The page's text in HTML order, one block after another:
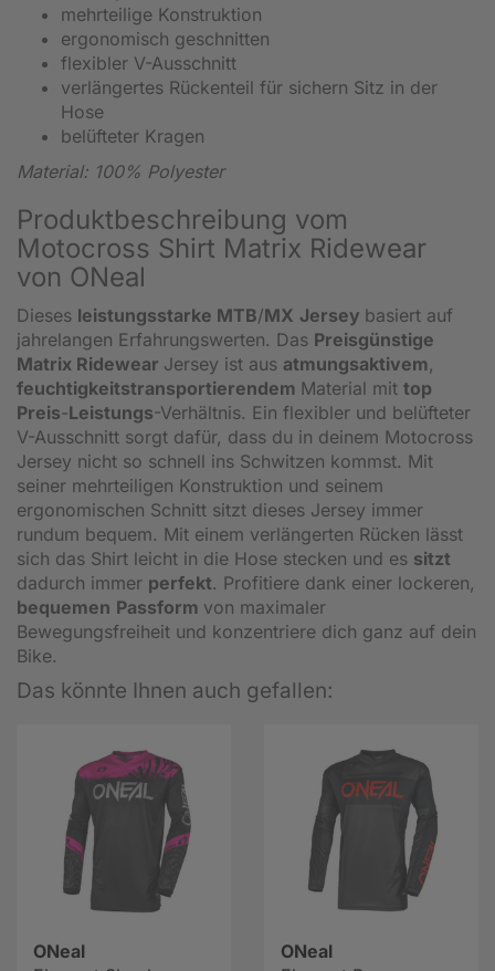
mehrteilige Konstruktion
ergonomisch geschnitten
flexibler V-Ausschnitt
verlängertes Rückenteil für sichern Sitz in der
Hose
belüfteter Kragen
Material: 100% Polyester
Produktbeschreibung vom
Motocross Shirt Matrix Ridewear
von ONeal
Dieses leistungsstarke MTB/MX Jersey basiert auf
jahrelangen Erfahrungswerten. Das Preisgünstige
Matrix Ridewear Jersey ist aus atmungsaktivem,
feuchtigkeitstransportierendem Material mit top
Preis-Leistungs-Verhältnis. Ein flexibler und belüfteter
V-Ausschnitt sorgt dafür, dass du in deinem Motocross
Jersey nicht so schnell ins Schwitzen kommst. Mit
seiner mehrteiligen Konstruktion und seinem
ergonomischen Schnitt sitzt dieses Jersey immer
rundum bequem. Mit einem verlängerten Rücken lässt
sich das Shirt leicht in die Hose stecken und es sitzt
dadurch immer perfekt. Profitiere dank einer lockeren,
bequemen Passform von maximaler
Bewegungsfreiheit und konzentriere dich ganz auf dein
Bike.
Das könnte Ihnen auch gefallen:
ONeal
ONeal